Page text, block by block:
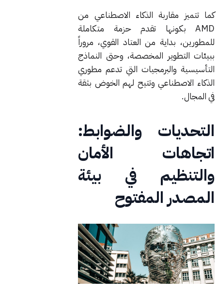
كما تتميز مقاربة الذكاء الاصطناعي من
AMD بكونها تقدم حزمة متكاملة
للمطورين، بداية من العتاد القوي، مروراً
ببيئات التطوير المخصصة، وحتى النماذج
التأسيسية والبرمجيات التي تدعم مطوري
الذكاء الاصطناعي وتتيح لهم الخوض بثقة
في المجال.
التحديات والضوابط:
اتجاهات الأمان
والتنظيم في بيئة
المصدر المفتوح